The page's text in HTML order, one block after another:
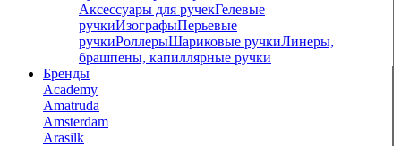
Аксессуары для ручекГелевые
ручкиИзографыПерьевые
ручкиРоллерыШариковые ручкиЛинеры,
брашпены, капиллярные ручки
Бренды
Academy
Amatruda
Amsterdam
Arasilk